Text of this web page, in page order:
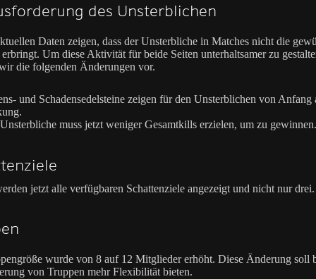
des Unsterblichen
Daten zeigen, dass der Unsterbliche in Matches nicht die
Um diese Aktivität für beide Seiten unterhaltsamer zu
die folgenden Änderungen vor.
und Schadensedelsteine zeigen für den Unsterblichen von Anfang
muss jetzt weniger Gesamtkills erzielen, um zu gewinnen.
jetzt alle verfügbaren Schattenziele angezeigt und nicht nur drei.
wurde von 8 auf 12 Mitglieder erhöht. Diese Änderung soll
von Truppen mehr Flexibilität bieten.